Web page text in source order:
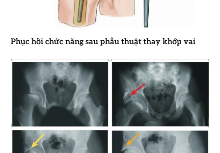
Phục hồi chức năng sau phẫu thuật thay khớp vai